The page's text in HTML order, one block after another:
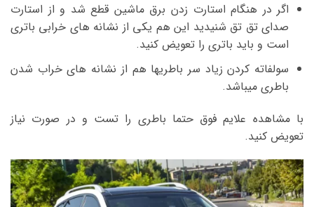
اگر در هنگام استارت زدن برق ماشین قطع شد و از استارت
صدای تق تق شنیدید این هم یکی از نشانه های خرابی باتری
است و باید باتری را تعویض کنید.
سولفاته کردن زیاد سر باطریها هم از نشانه های خراب شدن
باطری میباشد.
با مشاهده علایم فوق حتما باطری را تست و در صورت نیاز
تعویض کنید.